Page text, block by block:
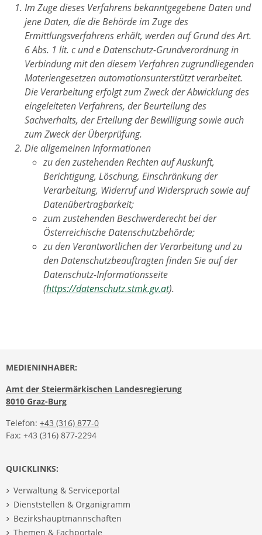
Im Zuge dieses Verfahrens bekanntgegebene Daten und
jene Daten, die die Behörde im Zuge des
Ermittlungsverfahrens erhält, werden auf Grund des Art.
6 Abs. 1 lit. c und e Datenschutz-Grundverordnung in
Verbindung mit den diesem Verfahren zugrundliegenden
Materiengesetzen automationsunterstützt verarbeitet.
Die Verarbeitung erfolgt zum Zweck der Abwicklung des
eingeleiteten Verfahrens, der Beurteilung des
Sachverhalts, der Erteilung der Bewilligung sowie auch
zum Zweck der Überprüfung.
Die allgemeinen Informationen
zu den zustehenden Rechten auf Auskunft,
Berichtigung, Löschung, Einschränkung der
Verarbeitung, Widerruf und Widerspruch sowie auf
Datenübertragbarkeit;
zum zustehenden Beschwerderecht bei der
Österreichische Datenschutzbehörde;
zu den Verantwortlichen der Verarbeitung und zu
den Datenschutzbeauftragten finden Sie auf der
Datenschutz-Informationsseite
(https://datenschutz.stmk.gv.at).
MEDIENINHABER:
Amt der Steiermärkischen Landesregierung
8010 Graz-Burg
Telefon: +43 (316) 877-0
Fax: +43 (316) 877-2294
QUICKLINKS:
Verwaltung & Serviceportal
Dienststellen & Organigramm
Bezirkshauptmannschaften
Themen & Fachportale